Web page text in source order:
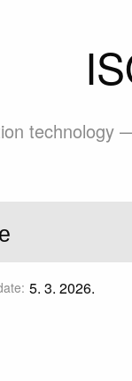
technology
5. 3. 2026.